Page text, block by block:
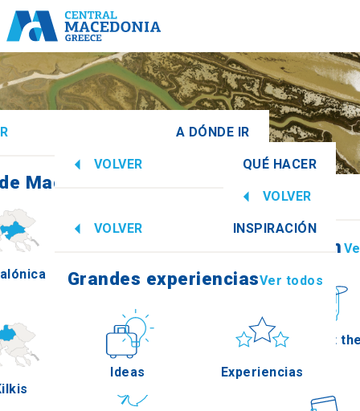
A DÓNDE IR
Macedonia Central
Imathia
VOLVER QUÉ HACER
Cultura
VOLVER
Información
How to get
VOLVER INSPIRACIÓN
Grandes experienciasVer todos
Ideas Experiencias